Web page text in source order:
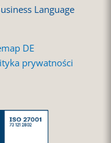
Language
DE
prywatności